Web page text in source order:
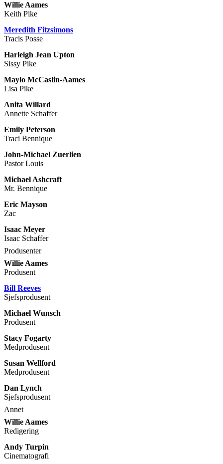
Willie Aames
Keith Pike
Meredith Fitzsimons
Tracis Posse
Harleigh Jean Upton
Sissy Pike
Maylo McCaslin-Aames
Lisa Pike
Anita Willard
Annette Schaffer
Emily Peterson
Traci Bennique
John-Michael Zuerlien
Pastor Louis
Michael Ashcraft
Mr. Bennique
Eric Mayson
Zac
Isaac Meyer
Isaac Schaffer
Produsenter
Willie Aames
Produsent
Bill Reeves
Sjefsprodusent
Michael Wunsch
Produsent
Stacy Fogarty
Medprodusent
Susan Wellford
Medprodusent
Dan Lynch
Sjefsprodusent
Annet
Willie Aames
Redigering
Andy Turpin
Cinematografi